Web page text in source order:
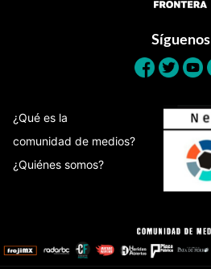
Síguenos
¿Qué es la
comunidad de medios?
¿Quiénes somos?